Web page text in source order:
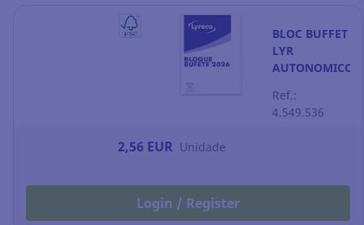
BLOC BUFFET
LYR
AUTONOMICO
Ref.:
4.549.536
2,56 EUR Unidade
Login / Register